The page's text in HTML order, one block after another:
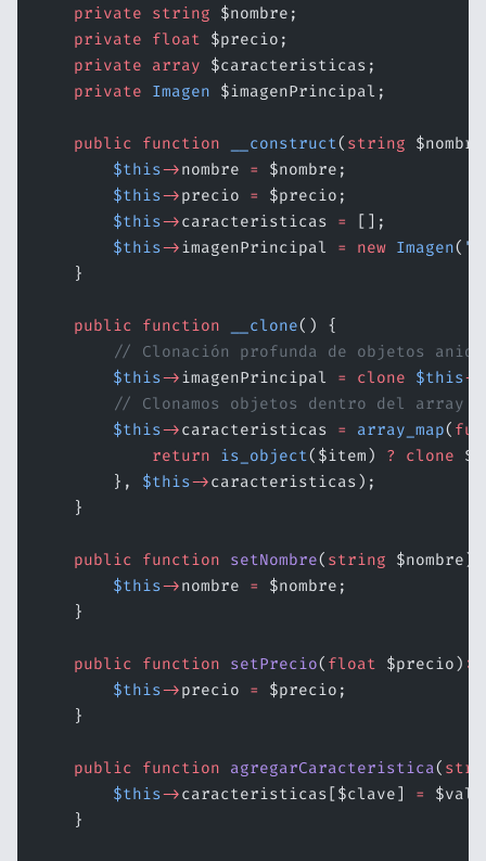
    private
string $nombre;
    private
float $precio;
    private
array $caracteristicas;
    private
Imagen $imagenPrincipal;
    public
function __construct( string
        $this
->nombre =
$nombre;
        $this
->precio =
$precio;
        $this
->caracteristicas =
[];
        $this
->imagenPrincipal = new Imagen(
    }
    public
function __clone() {
// Clonación profunda de objetos
        $this
->imagenPrincipal = clone $this->
// Clonamos objetos dentro del array
        $this
->caracteristicas = array_map(
            return
is_object($item) ? clone
        },
$this->caracteristicas);
    }
    public
function setNombre( string $nombre)
        $this
->nombre =
$nombre;
    }
    public
function setPrecio( float $precio) :
        $this
->precio =
$precio;
    }
    public
function agregarCaracteristica(
        $this
->caracteristicas[$clave] =
    }